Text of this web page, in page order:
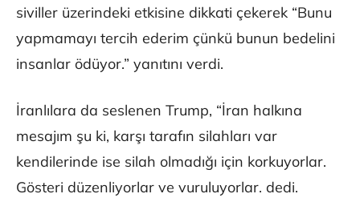
siviller üzerindeki etkisine dikkati çekerek “Bunu
yapmamayı tercih ederim çünkü bunun bedelini
insanlar ödüyor.” yanıtını verdi.
İranlılara da seslenen Trump, “İran halkına
mesajım şu ki, karşı tarafın silahları var
kendilerinde ise silah olmadığı için korkuyorlar.
Gösteri düzenliyorlar ve vuruluyorlar. dedi.